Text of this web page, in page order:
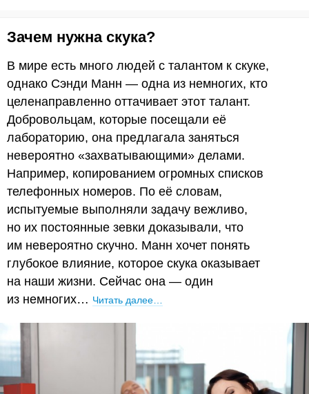
Зачем нужна скука?
В мире есть много людей с талантом к скуке,
однако Сэнди Манн — одна из немногих, кто
целенаправленно оттачивает этот талант.
Добровольцам, которые посещали её
лабораторию, она предлагала заняться
невероятно «захватывающими» делами.
Например, копированием огромных списков
телефонных номеров. По её словам,
испытуемые выполняли задачу вежливо,
но их постоянные зевки доказывали, что
им невероятно скучно. Манн хочет понять
глубокое влияние, которое скука оказывает
на наши жизни. Сейчас она — один
из немногих… Читать далее…